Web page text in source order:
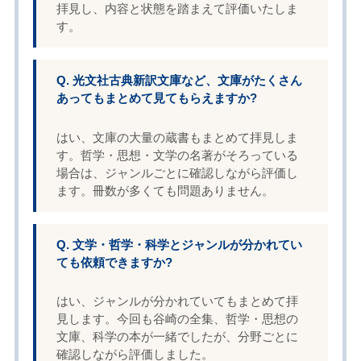
拝見し、内容と状態を踏まえて評価いたしま
す。
Q. 光文社古典新訳文庫など、文庫がたくさん
あってもまとめて見てもらえますか?
はい、文庫の大量の蔵書もまとめて拝見しま
す。哲学・思想・文学の名著がそろっている
場合は、ジャンルごとに確認しながら評価し
ます。冊数が多くても問題ありません。
Q. 文学・哲学・科学とジャンルが分かれてい
ても依頼できますか?
はい、ジャンルが分かれていてもまとめて拝
見します。今回も谷崎の全集、哲学・思想の
文庫、科学の本が一緒でしたが、分野ごとに
確認しながら評価しました。